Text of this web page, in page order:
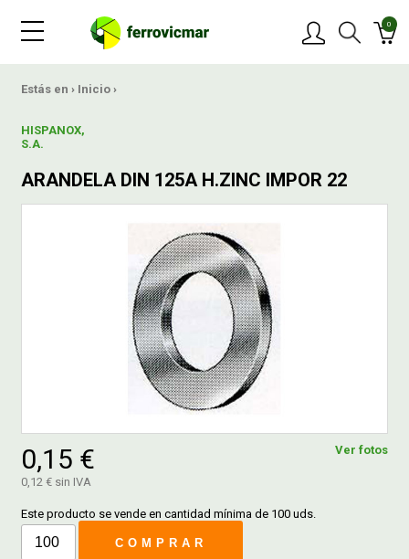
0
Estás en › Inicio ›
HISPANOX,
S.A.
ARANDELA DIN 125A H.ZINC IMPOR 22
Ver fotos
0,15 €
0,12 € sin IVA
Este producto se vende en cantidad mínima de 100 uds.
COMPRAR
NOVEDADES
BLOG
CONTACTAR